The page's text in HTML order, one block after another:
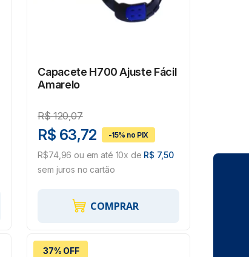
Capacete H700 Ajuste Fácil
Amarelo
R$120,07
R$ 63,72
R$74,96 ou em até 10x de R$ 7,50
sem juros no cartão
COMPRAR
37% OFF